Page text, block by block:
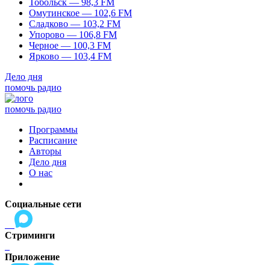
Тобольск — 98,3 FM
Омутинское — 102,6 FM
Сладково — 103,2 FM
Упорово — 106,8 FM
Черное — 100,3 FM
Ярково — 103,4 FM
Дело дня
помочь радио
помочь радио
Программы
Расписание
Авторы
Дело дня
О нас
Социальные сети
Стриминги
Приложение